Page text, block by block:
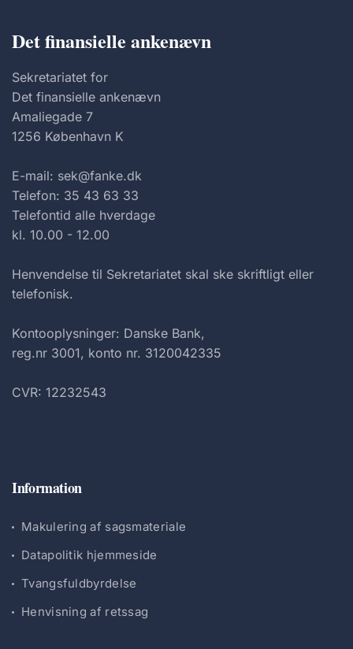
Det finansielle ankenævn
Sekretariatet for
Det finansielle ankenævn
Amaliegade 7
1256 København K
E-mail: sek@fanke.dk
Telefon: 35 43 63 33
Telefontid alle hverdage
kl. 10.00 - 12.00
Henvendelse til Sekretariatet skal ske skriftligt eller
telefonisk.
Kontooplysninger: Danske Bank,
reg.nr 3001, konto nr. 3120042335
CVR: 12232543
Information
Makulering af sagsmateriale
Datapolitik hjemmeside
Tvangsfuldbyrdelse
Henvisning af retssag